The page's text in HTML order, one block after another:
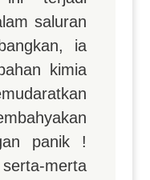
saluran
ia
kimia
panik !
merta